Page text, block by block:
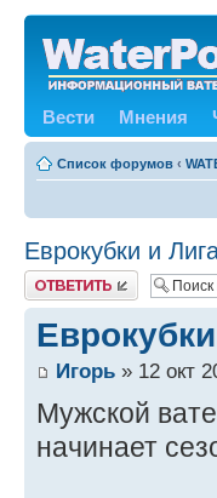
Вести Мнения
Список форумов ‹
Еврокубки и
Ответить
Игорь » 12 окт
Мужской
начинает